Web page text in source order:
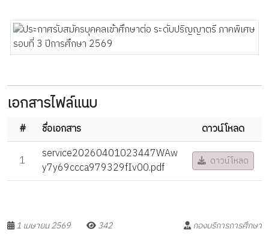
เอกสารไฟล์แนบ
# ชื่อเอกสาร
ดาวน์โหลด
1
service20260401023447WAw
y7y69ccca979329fIv00.pdf
ดาวน์โหลด
1 เมษายน 2569 342 กองบริการการศึกษา